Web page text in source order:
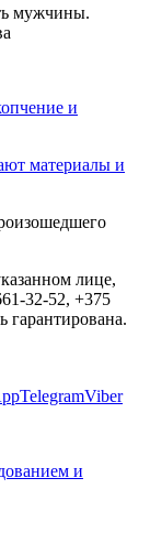
и
материалы и
лице,
32-52, +375
гарантирована.
TelegramViber
и